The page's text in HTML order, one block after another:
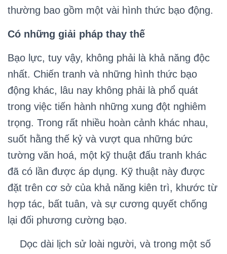
thường bao gồm một vài hình thức bạo động.
Có những giải pháp thay thế
Bạo lực, tuy vậy, không phải là khả năng độc
nhất. Chiến tranh và những hình thức bạo
động khác, lâu nay không phải là phổ quát
trong việc tiến hành những xung đột nghiêm
trọng. Trong rất nhiều hoàn cảnh khác nhau,
suốt hằng thế kỷ và vượt qua những bức
tường văn hoá, một kỹ thuật đấu tranh khác
đã có lần được áp dụng. Kỹ thuật này được
đặt trên cơ sở của khả năng kiên trì, khước từ
hợp tác, bất tuân, và sự cương quyết chống
lại đối phương cường bạo.
Dọc dài lịch sử loài người, và trong một số